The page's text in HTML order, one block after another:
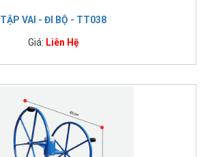
TẬP VAI - ĐI BỘ - TT038
Giá: Liên Hệ